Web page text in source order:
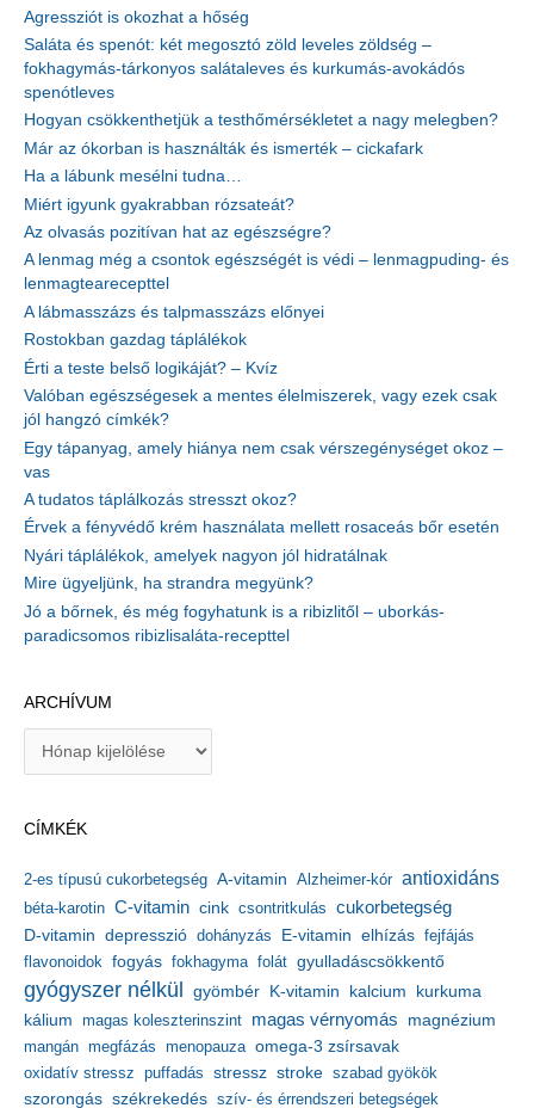
Agressziót is okozhat a hőség
Saláta és spenót: két megosztó zöld leveles zöldség –
fokhagymás-tárkonyos salátaleves és kurkumás-avokádós
spenótleves
Hogyan csökkenthetjük a testhőmérsékletet a nagy melegben?
Már az ókorban is használták és ismerték – cickafark
Ha a lábunk mesélni tudna…
Miért igyunk gyakrabban rózsateát?
Az olvasás pozitívan hat az egészségre?
A lenmag még a csontok egészségét is védi – lenmagpuding- és
lenmagtearecepttel
A lábmasszázs és talpmasszázs előnyei
Rostokban gazdag táplálékok
Érti a teste belső logikáját? – Kvíz
Valóban egészségesek a mentes élelmiszerek, vagy ezek csak
jól hangzó címkék?
Egy tápanyag, amely hiánya nem csak vérszegénységet okoz –
vas
A tudatos táplálkozás stresszt okoz?
Érvek a fényvédő krém használata mellett rosaceás bőr esetén
Nyári táplálékok, amelyek nagyon jól hidratálnak
Mire ügyeljünk, ha strandra megyünk?
Jó a bőrnek, és még fogyhatunk is a ribizlitől – uborkás-
paradicsomos ribizlisaláta-recepttel
ARCHÍVUM
í
u
m
CÍMKÉK
2-es típusú cukorbetegség A-vitamin Alzheimer-kór antioxidáns
béta-karotin C-vitamin cink csontritkulás cukorbetegség
D-vitamin depresszió dohányzás E-vitamin elhízás fejfájás
flavonoidok fogyás fokhagyma folát gyulladáscsökkentő
gyógyszer nélkül gyömbér K-vitamin kalcium kurkuma
kálium magas koleszterinszint magas vérnyomás magnézium
mangán megfázás menopauza omega-3 zsírsavak
oxidatív stressz puffadás stressz stroke szabad gyökök
szorongás székrekedés szív- és érrendszeri betegségek